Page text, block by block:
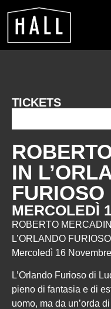
IN
FURIOSO
MERCOLEDÌ
ROBERTO
L’ORLANDO FURIOSO
Mercoledì 16
L’Orlando Furioso di
pieno di fantasia e di
uomo, ma da un’orda
TICKETS